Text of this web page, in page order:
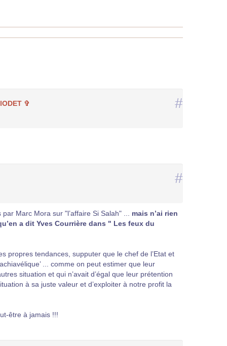
#
✞
#
Marc Mora sur "l’affaire Si Salah" ... mais n’ai rien
a dit Yves Courrière dans " Les feux du
propres tendances, supputer que le chef de l’Etat et
... comme on peut estimer que leur
situation et qui n’avait d’égal que leur prétention
à sa juste valeur et d’exploiter à notre profit la
être à jamais !!!